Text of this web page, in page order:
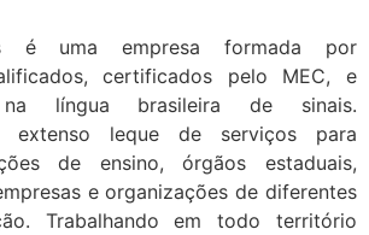
é uma empresa formada por
certificados pelo MEC, e
na língua brasileira de sinais.
extenso leque de serviços para
de ensino, órgãos estaduais,
e organizações de diferentes
Trabalhando em todo território